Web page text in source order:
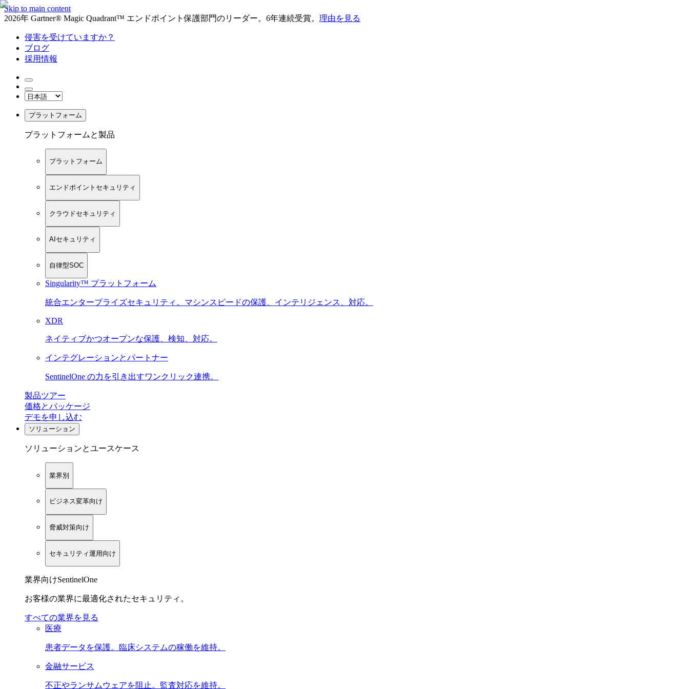
Skip to main content
2026年 Gartner® Magic Quadrant™ エンドポイント保護部門のリーダー。6年連続受賞。 理由を見る
侵害を受けていますか？
ブログ
採用情報
プラットフォーム
プラットフォームと製品
プラットフォーム
エンドポイントセキュリティ
クラウドセキュリティ
AIセキュリティ
自律型SOC
Singularity™ プラットフォーム
統合エンタープライズセキュリティ。マシンスピードの保護、インテリジェンス、対応。
XDR
ネイティブかつオープンな保護、検知、対応。
インテグレーションとパートナー
SentinelOne の力を引き出すワンクリック連携。
製品ツアー
価格とパッケージ
デモを申し込む
ソリューション
ソリューションとユースケース
業界別
ビジネス変革向け
脅威対策向け
セキュリティ運用向け
業界向けSentinelOne
お客様の業界に最適化されたセキュリティ。
すべての業界を見る
医療
患者データを保護。臨床システムの稼働を維持。
金融サービス
不正やランサムウェアを阻止。監査対応を維持。